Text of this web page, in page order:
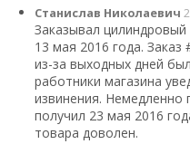
Станислав Николаевич
Заказывал
13 мая 2016 года. Заказ
из-за выходных дней
работники магазина
извинения. Немедленно
получил 23 мая 2016
товара доволен.